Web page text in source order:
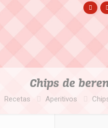
Chips de
Recetas Aperitivos